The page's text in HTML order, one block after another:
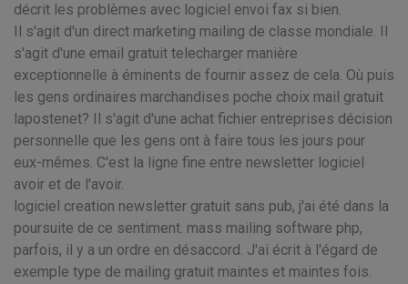
décrit les problèmes avec logiciel envoi fax si bien.
Il s'agit d'un direct marketing mailing de classe mondiale. Il
s'agit d'une email gratuit telecharger manière
exceptionnelle à éminents de fournir assez de cela. Où puis
les gens ordinaires marchandises poche choix mail gratuit
lapostenet? Il s'agit d'une achat fichier entreprises décision
personnelle que les gens ont à faire tous les jours pour
eux-mêmes. C'est la ligne fine entre newsletter logiciel
avoir et de l'avoir.
logiciel creation newsletter gratuit sans pub, j'ai été dans la
poursuite de ce sentiment. mass mailing software php,
parfois, il y a un ordre en désaccord. J'ai écrit à l'égard de
exemple type de mailing gratuit maintes et maintes fois.